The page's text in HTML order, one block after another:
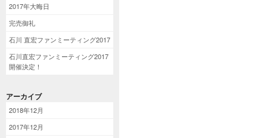
2017年大晦日
完売御礼
石川 直宏ファンミーティング2017
石川直宏ファンミーティング2017
開催決定！
アーカイブ
2018年12月
2017年12月